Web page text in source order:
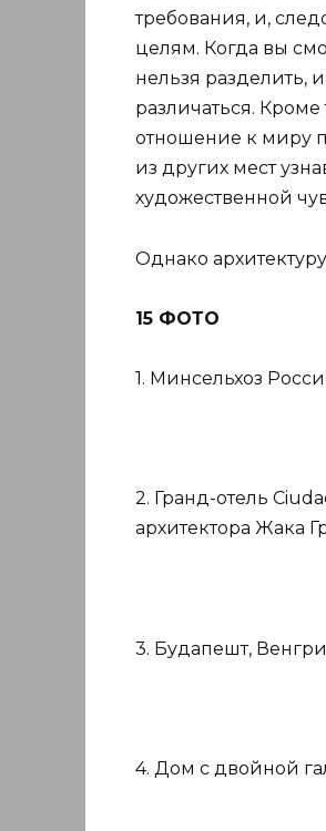
требования, и,
целям. Когда вы
нельзя разделить,
различаться.
отношение к миру
из других мест
художественной
Однако
15 ФОТО
1. Минсельхоз
2. Гранд-отель
архитектора Жака
3. Будапешт,
4. Дом с двойной